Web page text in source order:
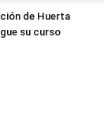
de Huerta
su curso